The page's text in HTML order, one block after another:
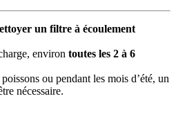
un filtre à écoulement
environ toutes les 2 à 6
ou pendant les mois d’été, un
nécessaire.